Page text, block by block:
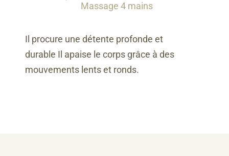
Massage 4 mains
Il procure une détente profonde et
durable Il apaise le corps grâce à des
mouvements lents et ronds.